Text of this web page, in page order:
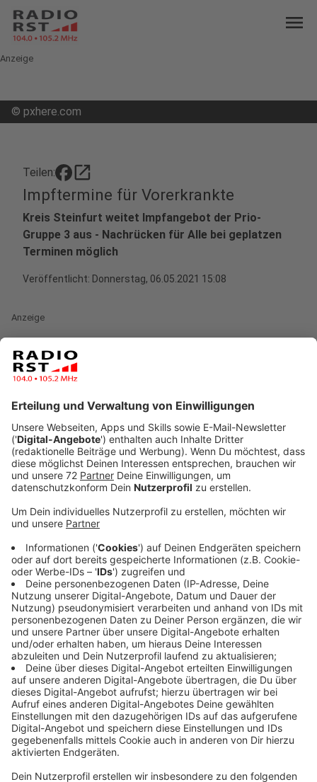
menu
Anzeige
© pxhere.com
Teilen: open_in_new
Impftermine für Vorerkrankte
Kreis Steinfurt weitet Impfangebot der Prio-
Gruppe 3 aus - Nachrücken für Alle bei geplatzen
Terminen möglich
Veröffentlicht: Donnerstag, 06.05.2021 15:08
Anzeige
Im Kreis Steinfurt bekommen weitere Menschen der
Prio-Gruppe 3 einen Impftermin – vorausgesetzt, sie
haben eine Vorerkrankung. Grundsätzlich umfasst Prio
anderen Menschen, wie beispielsweise Lehrer:innen an
weiterführenden Schulen, Beschäftigte im
Lebensmittelhandel und in Drogeriemärkten oder
Gefängniswärte:innen. Der Kreis Steinfurt erweitert
oder Herzleiden. Für sie ist ab sofort ein
Anzeige
Übersicht der Vorerkrankungen
Anzeige
Personen mit behandlungsfreien in Remission
befindlichen Krebserkrankungen
Personen mit Immundefizienz oder HIV-Infektion,
Autoimmunerkrankungen oder rheumatologische